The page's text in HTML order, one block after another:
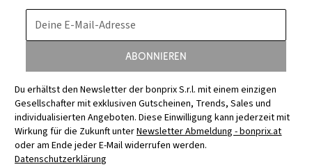
Deine E-Mail-Adresse
Abonnieren
Du erhältst den Newsletter der bonprix S.r.l. mit einem einzigen
Gesellschafter mit exklusiven Gutscheinen, Trends, Sales und
individualisierten Angeboten. Diese Einwilligung kann jederzeit mit
Wirkung für die Zukunft unterNewsletter Abmeldung - bonprix.at
oder am Ende jeder E-Mail widerrufen werden.
Datenschutzerklärung